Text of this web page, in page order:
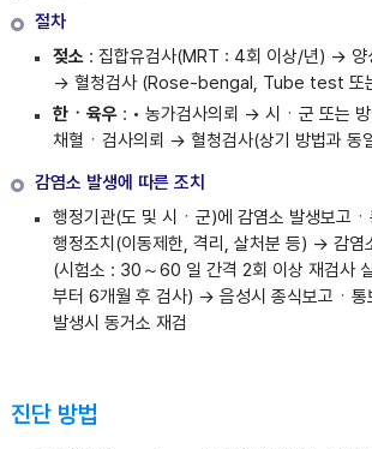
절차
젖소: 집합유검사(MRT : 4회 이상/년) → 양
→ 혈청검사 (Rose-bengal, Tube test 또
한ㆍ육우: • 농가검사의뢰 → 시ㆍ군 또는 방
채혈ㆍ검사의뢰 → 혈청검사(상기 방법과 동
감염소 발생에 따른 조치
행정기관(도 및 시ㆍ군)에 감염소 발생보고
행정조치(이동제한, 격리, 살처분 등) → 감염
(시험소 : 30～60 일 간격 2회 이상 재검사
부터 6개월 후 검사) → 음성시 종식보고ㆍ통
발생시 동거소 재검
진단 방법